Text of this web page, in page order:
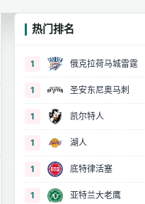
热门排名
1 俄克拉荷马城雷霆
1 圣安东尼奥马刺
1 凯尔特人
1 湖人
1 底特律活塞
1 亚特兰大老鹰